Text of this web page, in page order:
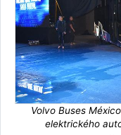
Volvo Buses
elektrického